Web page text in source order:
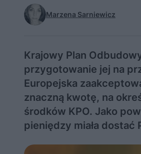
Marzena Sarniewicz
Krajowy Plan
przygotowanie jej na
Europejska
znaczną kwotę, na
środków KPO. Jako
pieniędzy miała dostać